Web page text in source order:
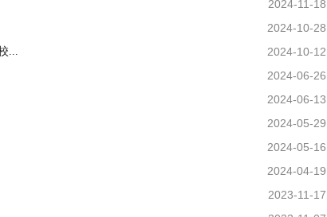
2024-11-18
2024-10-28
... 2024-10-12
2024-06-26
2024-06-13
2024-05-29
2024-05-16
2024-04-19
2023-11-17